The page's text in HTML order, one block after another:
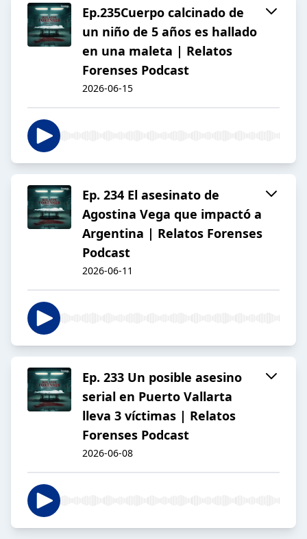
Ep.235Cuerpo calcinado de
un niño de 5 años es hallado
en una maleta | Relatos
Forenses Podcast
2026-06-15
Ep. 234 El asesinato de
Agostina Vega que impactó a
Argentina | Relatos Forenses
Podcast
2026-06-11
Ep. 233 Un posible asesino
serial en Puerto Vallarta
lleva 3 víctimas | Relatos
Forenses Podcast
2026-06-08